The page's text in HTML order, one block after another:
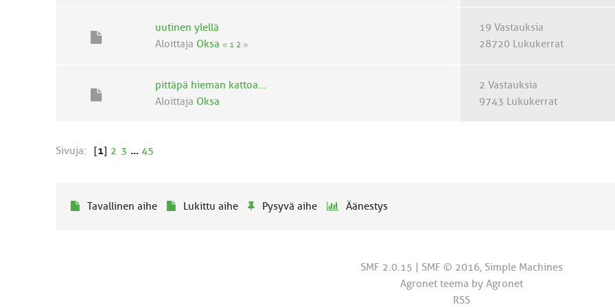
uutinen ylellä
Aloittaja Oksa « 1 2 »
19 Vastauksia
28720 Lukukerrat
pittäpä hieman kattoa...
Aloittaja Oksa
2 Vastauksia
9743 Lukukerrat
Sivuja: [1] 2 3 ... 45
Tavallinen aihe Lukittu aihe Pysyvä aihe Äänestys
SMF 2.0.15 | SMF © 2016, Simple Machines
Agronet teema by Agronet
RSS